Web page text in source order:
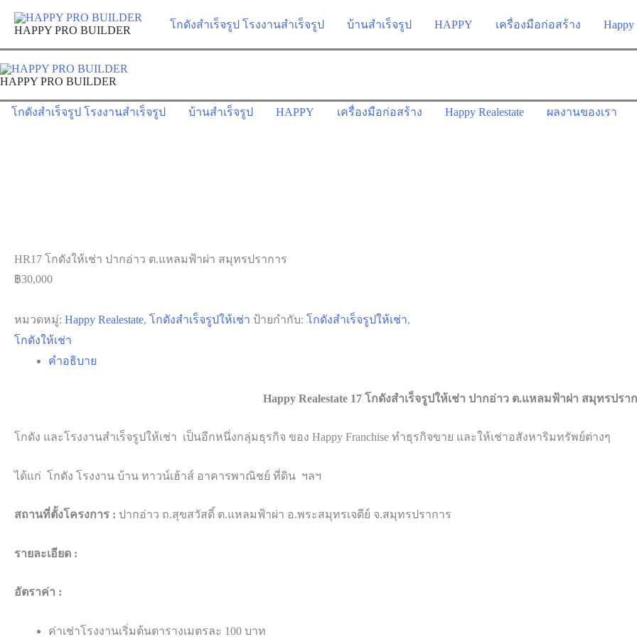
Skip
content
HAPPY PRO BUILDER
โกดังสำเร็จรูป โรงงานสำเร็จรูป บ้านสำเร็จรูป HAPPY เครื่องมือก่อสร้าง Happy
HAPPY PRO BUILDER
โกดังสำเร็จรูป โรงงานสำเร็จรูป บ้านสำเร็จรูป HAPPY เครื่องมือก่อสร้าง Happy Realestate ผลงานของเรา
HR17 โกดังให้เช่า ปากอ่าว ต.แหลมฟ้าผ่า สมุทรปราการ
฿30,000
หมวดหมู่: Happy Realestate, โกดังสำเร็จรูปให้เช่า ป้ายกำกับ: โกดังสำเร็จรูปให้เช่า,
โกดังให้เช่า
คำอธิบาย
Happy Realestate 17 โกดังสำเร็จรูปให้เช่า ปากอ่าว ต.แหลมฟ้าผ่า สมุทรปรา
โกดัง และโรงงานสำเร็จรูปให้เช่า เป็นอีกหนึ่งกลุ่มธุรกิจ ของ Happy Franchise ทำธุรกิจขาย และให้เช่าอสังหาริมทรัพย์ต่างๆ
ได้แก่ โกดัง โรงงาน บ้าน ทาวน์เฮ้าส์ อาคารพาณิชย์ ที่ดิน ฯลฯ
สถานที่ตั้งโครงการ : ปากอ่าว ถ.สุขสวัสดิ์ ต.แหลมฟ้าผ่า อ.พระสมุทรเจดีย์ จ.สมุทรปราการ
รายละเอียด :
อัตราค่า :
ค่าเช่าโรงงานเริ่มต้นตารางเมตรละ 100 บาท